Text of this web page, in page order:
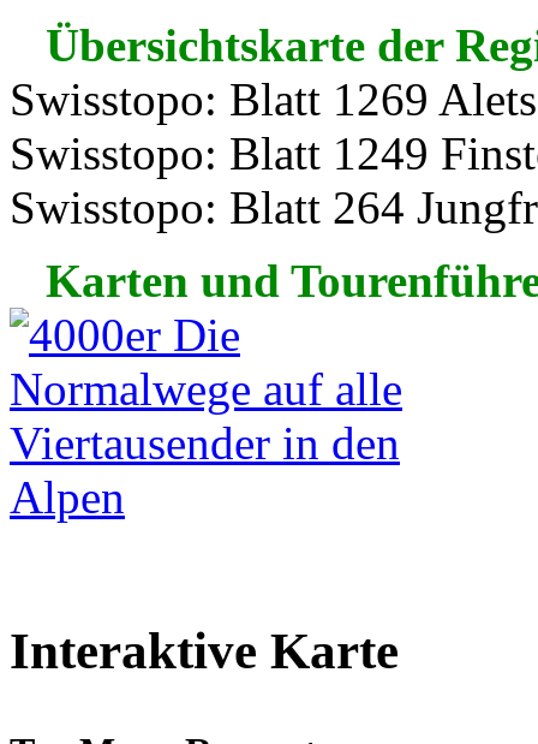
Übersichtskarte der
Swisstopo: Blatt 1269
Swisstopo: Blatt 1249
Swisstopo: Blatt 264
Karten und
Interaktive Karte